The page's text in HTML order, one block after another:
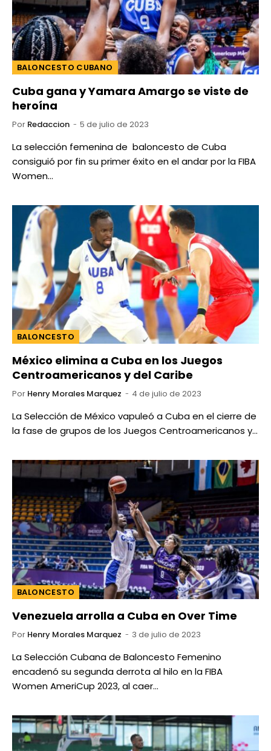
BALONCESTO CUBANO
Cuba gana y Yamara Amargo se viste de
heroína
Por Redaccion 5 de julio de 2023
La selección femenina de baloncesto de Cuba
consiguió por fin su primer éxito en el andar por la FIBA
Women…
BALONCESTO
México elimina a Cuba en los Juegos
Centroamericanos y del Caribe
Por Henry Morales Marquez 4 de julio de 2023
La Selección de México vapuleó a Cuba en el cierre de
la fase de grupos de los Juegos Centroamericanos y…
BALONCESTO
Venezuela arrolla a Cuba en Over Time
Por Henry Morales Marquez 3 de julio de 2023
La Selección Cubana de Baloncesto Femenino
encadenó su segunda derrota al hilo en la FIBA
Women AmeriCup 2023, al caer…